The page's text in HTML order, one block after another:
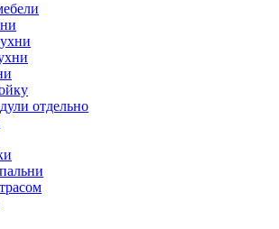
отдельно